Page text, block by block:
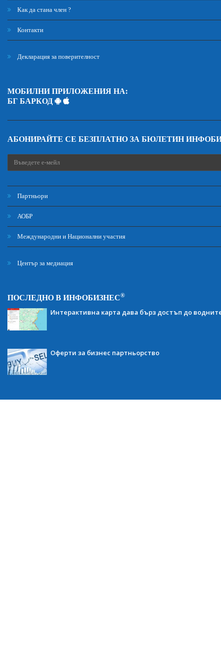
Как да стана член ?
Контакти
Декларация за поверителност
МОБИЛНИ ПРИЛОЖЕНИЯ НА:
БГ БАРКОД
АБОНИРАЙТЕ СЕ БЕЗПЛАТНО ЗА БЮЛЕТИН
Партньори
АОБР
Международни и Национални участия
Център за медиация
ПОСЛЕДНО В ИНФОБИЗНЕС®
Интерактивна карта дава бърз достъп до
Оферти за бизнес партньорство